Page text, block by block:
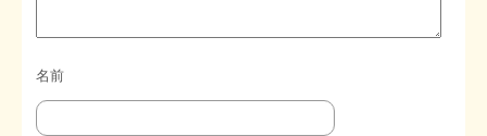
名前